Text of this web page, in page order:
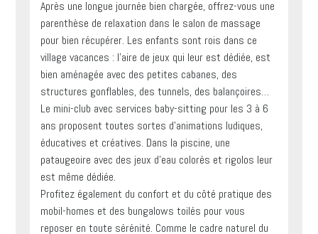
Après une longue journée bien chargée, offrez-vous une
parenthèse de relaxation dans le salon de massage
pour bien récupérer. Les enfants sont rois dans ce
village vacances : l’aire de jeux qui leur est dédiée, est
bien aménagée avec des petites cabanes, des
structures gonflables, des tunnels, des balançoires…
Le mini-club avec services baby-sitting pour les 3 à 6
ans proposent toutes sortes d’animations ludiques,
éducatives et créatives. Dans la piscine, une
pataugeoire avec des jeux d’eau colorés et rigolos leur
est même dédiée.
Profitez également du confort et du côté pratique des
mobil-homes et des bungalows toilés pour vous
reposer en toute sérénité. Comme le cadre naturel du